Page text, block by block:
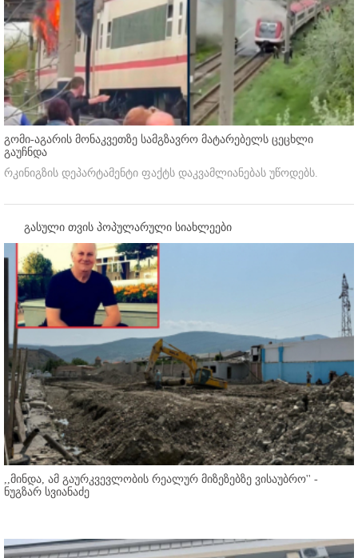
გომი-აგარის მონაკვეთზე სამგზავრო მატარებელს ცეცხლი
გაუჩნდა
რკინიგზის დეპარტამენტი ფაქტს დაკვამლიანებას უწოდებს.
გასული თვის პოპულარული სიახლეები
,,მინდა, ამ გაურკვევლობის რეალურ მიზეზებზე ვისაუბრო'' -
ნუგზარ სვიანაძე